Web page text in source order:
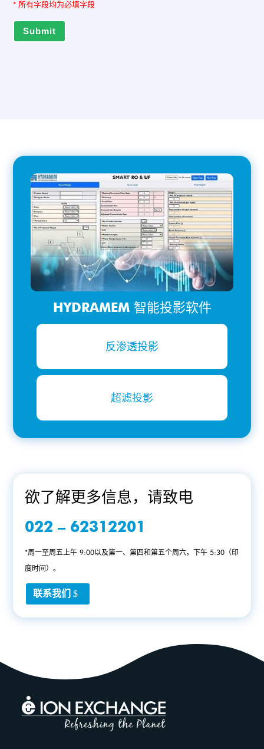
* 所有字段均为必填字段
Submit
HYDRAMEM 智能投影软件
反渗透投影
超滤投影
欲了解更多信息，请致电
022 – 62312201
*周一至周五上午 9:00以及第一、第四和第五个周六，下午 5:30（印
度时间）。
联系我们